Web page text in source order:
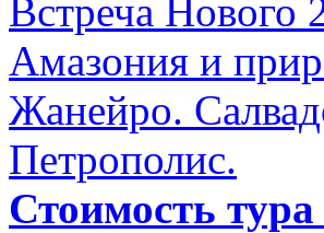
Встреча Нового
Амазония и
Жанейро.
Петрополис.
Стоимость